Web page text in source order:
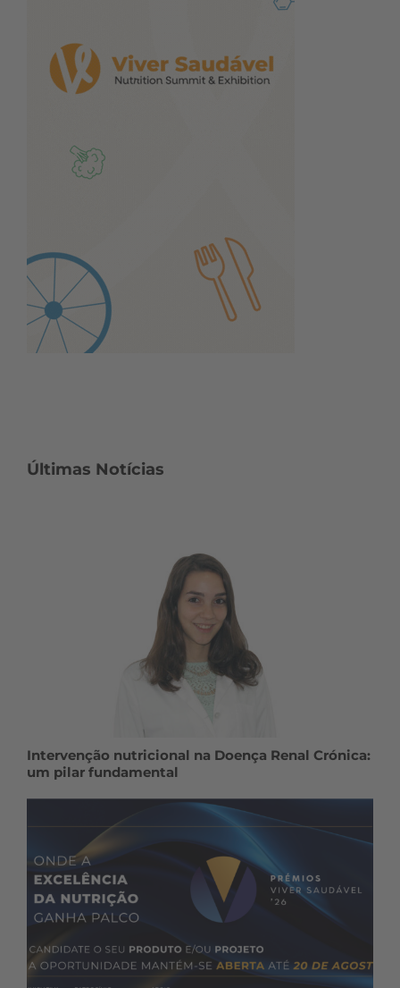
Últimas Notícias
Intervenção nutricional na Doença Renal Crónica:
um pilar fundamental